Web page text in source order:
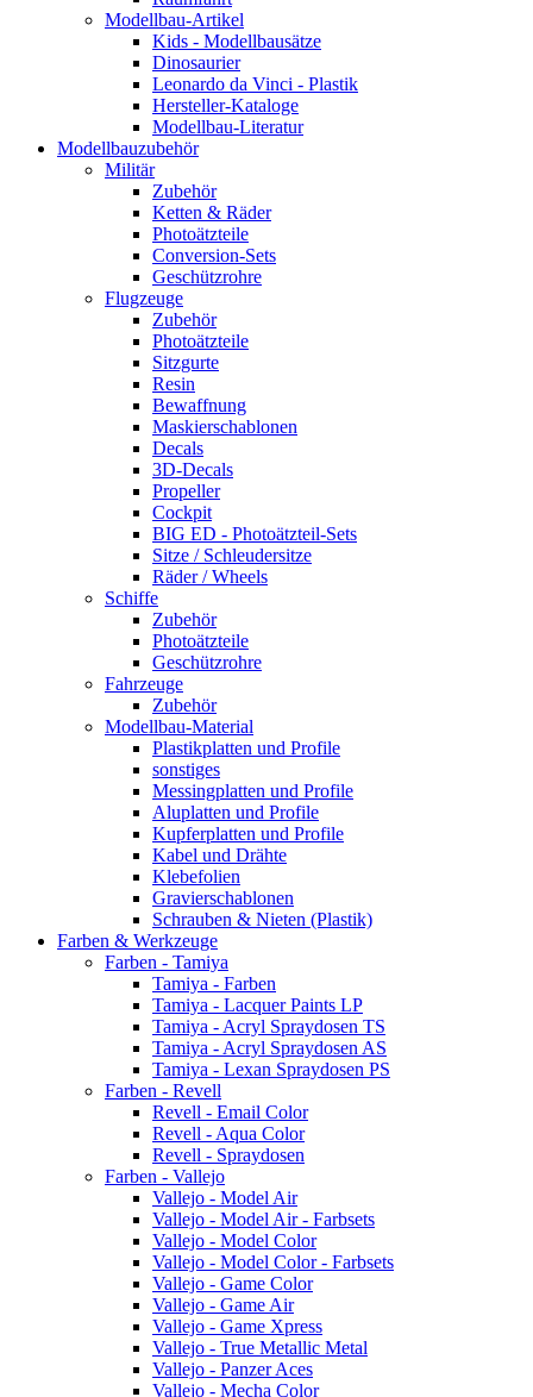
Modellbau-Artikel
Kids - Modellbausätze
Dinosaurier
Leonardo da Vinci - Plastik
Hersteller-Kataloge
Modellbau-Literatur
Modellbauzubehör
Militär
Zubehör
Ketten & Räder
Photoätzteile
Conversion-Sets
Geschützrohre
Flugzeuge
Zubehör
Photoätzteile
Sitzgurte
Resin
Bewaffnung
Maskierschablonen
Decals
3D-Decals
Propeller
Cockpit
BIG ED - Photoätzteil-Sets
Sitze / Schleudersitze
Räder / Wheels
Schiffe
Zubehör
Photoätzteile
Geschützrohre
Fahrzeuge
Zubehör
Modellbau-Material
Plastikplatten und Profile
sonstiges
Messingplatten und Profile
Aluplatten und Profile
Kupferplatten und Profile
Kabel und Drähte
Klebefolien
Gravierschablonen
Schrauben & Nieten (Plastik)
Farben & Werkzeuge
Farben - Tamiya
Tamiya - Farben
Tamiya - Lacquer Paints LP
Tamiya - Acryl Spraydosen TS
Tamiya - Acryl Spraydosen AS
Tamiya - Lexan Spraydosen PS
Farben - Revell
Revell - Email Color
Revell - Aqua Color
Revell - Spraydosen
Farben - Vallejo
Vallejo - Model Air
Vallejo - Model Air - Farbsets
Vallejo - Model Color
Vallejo - Model Color - Farbsets
Vallejo - Game Color
Vallejo - Game Air
Vallejo - Game Xpress
Vallejo - True Metallic Metal
Vallejo - Panzer Aces
Vallejo - Mecha Color